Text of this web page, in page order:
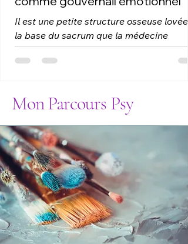
Il est une petite structure osseuse lovée
la base du sacrum que la médecine
conventionnelle traite volontiers comme
un simple résidu évolutif : le coccyx.
ne remarque vraiment qu'en cas de
Mon Parcours Psy